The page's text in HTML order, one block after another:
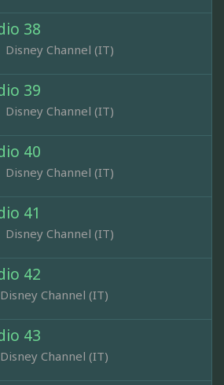
38
Disney Channel (IT)
39
Disney Channel (IT)
40
Disney Channel (IT)
41
Disney Channel (IT)
42
Disney Channel (IT)
43
Disney Channel (IT)